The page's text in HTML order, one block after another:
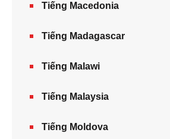
Tiếng Macedonia
Tiếng Madagascar
Tiếng Malawi
Tiếng Malaysia
Tiếng Moldova